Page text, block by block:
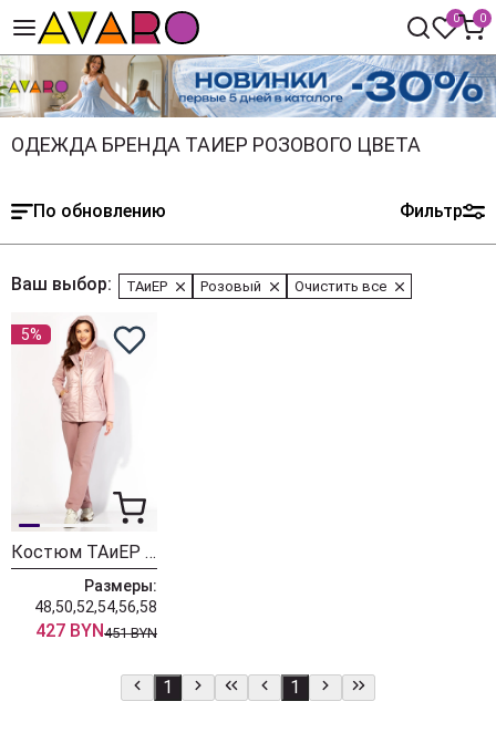
0 0
ОДЕЖДА БРЕНДА ТАИЕР РОЗОВОГО ЦВЕТА
По обновлению Фильтр
Ваш выбор: ТАиЕР Розовый Очистить все
5%
Костюм ТАиЕР 1417 розовый
Размеры:
48,50,52,54,56,58
427 BYN451 BYN
1 1